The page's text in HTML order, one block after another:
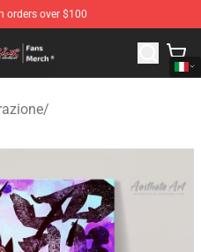
orders over $100
Official Tokyo Revengers
/